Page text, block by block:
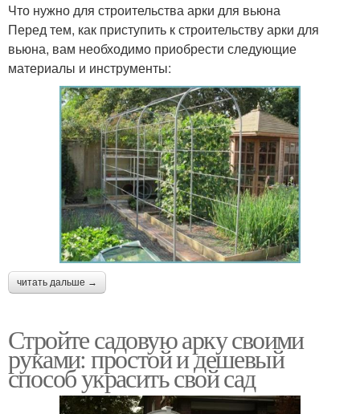
Что нужно для строительства арки для вьюна
Перед тем, как приступить к строительству арки для
вьюна, вам необходимо приобрести следующие
материалы и инструменты:
читать дальше →
Стройте садовую арку своими
руками: простой и дешевый
способ украсить свой сад